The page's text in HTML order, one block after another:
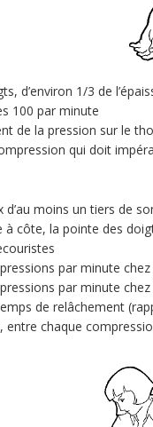
d’environ 1/3 de
100 par minute
de la pression sur le
qui doit
moins un tiers de
à côte, la pointe des
par minute
par minute
de relâchement
chaque